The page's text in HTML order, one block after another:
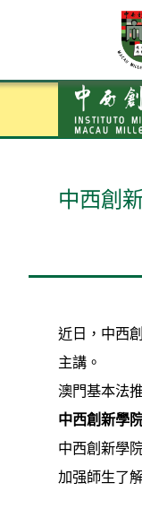
中西創
近日，中西
主講。
澳門基本法
中西創新學
中西創新學
加强師生了